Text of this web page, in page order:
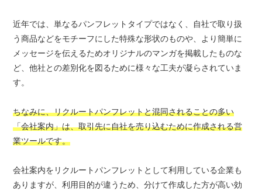
近年では、単なるパンフレットタイプではなく、自社で取り扱
う商品などをモチーフにした特殊な形状のものや、より簡単に
メッセージを伝えるためオリジナルのマンガを掲載したものな
ど、他社との差別化を図るために様々な工夫が凝らされていま
す。
ちなみに、リクルートパンフレットと混同されることの多い
「会社案内」は、取引先に自社を売り込むために作成される営
業ツールです。
会社案内をリクルートパンフレットとして利用している企業も
ありますが、利用目的が違うため、分けて作成した方が高い効